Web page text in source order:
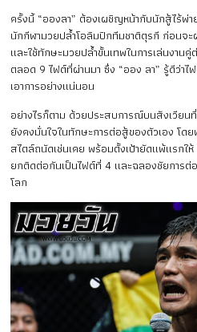
ครั้งนี้ “อองลา” ต้องเผชิญหน้ากับนักสู้ไร้พ่
นักกีฬามวยปล้ำโอลิมปิกทีมชาติตุรกี ก่อนจะ
และใช้ทักษะมวยปล้ำขั้นเทพในการเล่นงาน
ตลอด 9 ไฟต์ที่ผ่านมา ซึ่ง “ออง ลา” รู้ดีว่าไ
เอาการอย่างแน่นอน
อย่างไรก็ตาม ด้วยประสบการณ์บนสังเวียน
ยังคงมั่นใจในทักษะการต่อสู้ของตัวเอง โด
สไตล์ถนัดเช่นเคย พร้อมตั้งเป้ายัดแพ้แรกใ
ยกติดต่อกันเป็นไฟต์ที่ 4 และฉลองชัยการ
โลก